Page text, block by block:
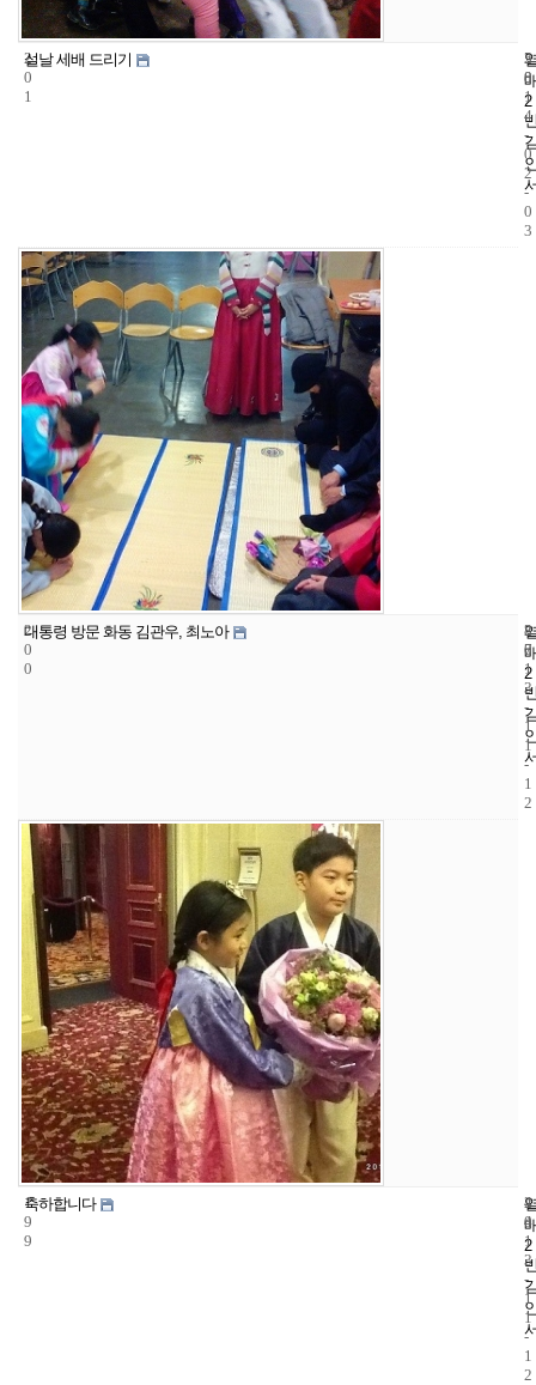
2
0
1
설날 세배 드리기
2
5
8
2
0
1
4
-
0
2
-
0
3
2
0
0
대통령 방문 화동 김관우, 최노아
2
8
7
2
0
1
3
-
1
1
-
1
2
1
9
9
축하합니다
2
4
4
2
0
1
3
-
1
1
-
1
2